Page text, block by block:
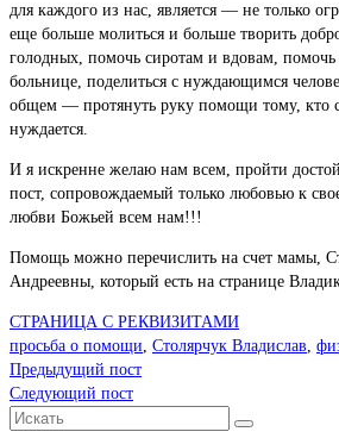
для каждого из нас, является — не только
еще больше молиться и больше творить
голодных, помочь сиротам и вдовам,
больнице, поделиться с нуждающимся
общем — протянуть руку помощи тому, кто
нуждается.
И я искренне желаю нам всем, пройти
пост, сопровождаемый только любовью к
любви Божьей всем нам!!!
Помощь можно перечислить на счет мамы,
Андреевны, который есть на странице
СТРАНИЦА С РЕКВИЗИТАМИ
просьба о помощи, Столярчук Владислав,
Предыдущий пост
Следующий пост
Искать: